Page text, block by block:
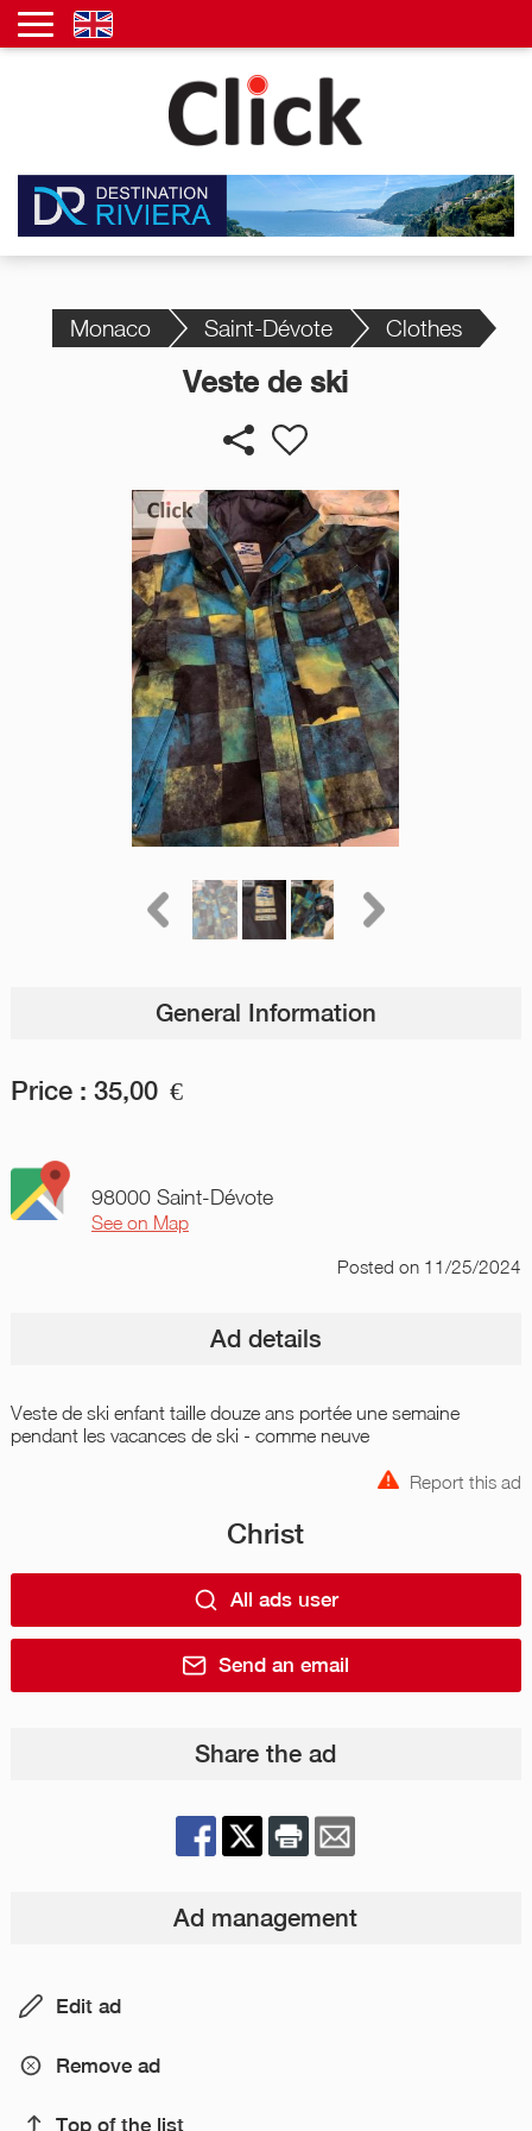
Monaco Saint-Dévote Clothes
Veste de ski
General Information
Price : 35,00 €
98000 Saint-Dévote
See on Map
Postedon 11/25/2024
Ad details
Veste de ski enfant taille douze ans portée une semaine
pendant les vacances de ski - comme neuve
Report this ad
Christ
All ads user
Send an email
Share the ad
Ad management
Edit ad
Remove ad
Top of the list